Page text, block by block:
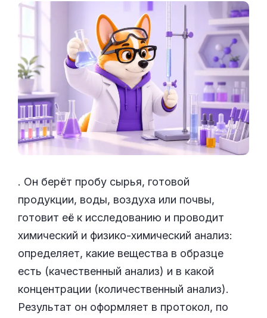
. Он берёт пробу сырья, готовой
продукции, воды, воздуха или почвы,
готовит её к исследованию и проводит
химический и физико-химический анализ:
определяет, какие вещества в образце
есть (качественный анализ) и в какой
концентрации (количественный анализ).
Результат он оформляет в протокол, по